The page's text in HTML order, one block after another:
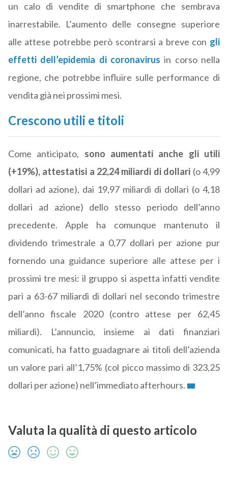
un calo di vendite di smartphone che sembrava
inarrestabile. L’aumento delle consegne superiore
alle attese potrebbe però scontrarsi a breve con gli
effetti dell’epidemia di coronavirus in corso nella
regione, che potrebbe influire sulle performance di
vendita già nei prossimi mesi.
Crescono utili e titoli
Come anticipato, sono aumentati anche gli utili
(+19%), attestatisi a 22,24 miliardi di dollari (o 4,99
dollari ad azione), dai 19,97 miliardi di dollari (o 4,18
dollari ad azione) dello stesso periodo dell’anno
precedente. Apple ha comunque mantenuto il
dividendo trimestrale a 0,77 dollari per azione pur
fornendo una guidance superiore alle attese per i
prossimi tre mesi: il gruppo si aspetta infatti vendite
pari a 63-67 miliardi di dollari nel secondo trimestre
dell’anno fiscale 2020 (contro attese per 62,45
miliardi). L’annuncio, insieme ai dati finanziari
comunicati, ha fatto guadagnare ai titoli dell’azienda
un valore pari all’1,75% (col picco massimo di 323,25
dollari per azione) nell’immediato afterhours.
Valuta la qualità di questo articolo